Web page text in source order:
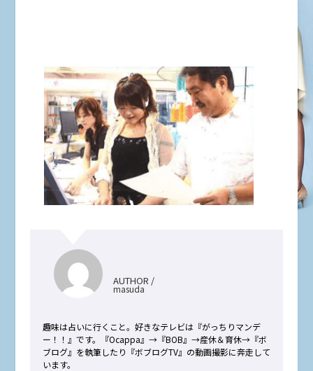
AUTHOR /
masuda
趣味は占いに行くこと。好きなテレビは『がっちりマンデ
ー！！』です。『Ocappa』→『BOB』→産休＆育休→『ボ
ブログ』を執筆したり『ボブログTV』の動画撮影に奔走して
います。